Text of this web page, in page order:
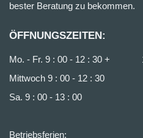
bester Beratung zu bekommen.
ÖFFNUNGSZEITEN:
Mo. - Fr. 9 : 00 - 12 : 30 +
Mittwoch 9 : 00 - 12 : 30
Sa. 9 : 00 - 13 : 00
Betriebsferien: